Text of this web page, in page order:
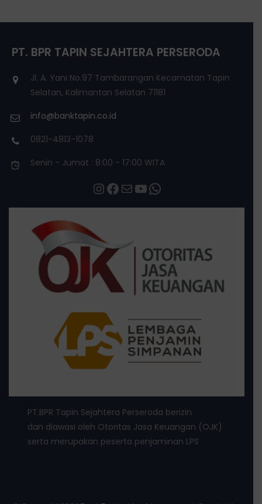
PT. BPR TAPIN SEJAHTERA PERSERODA
Jl. A. Yani No.97 Tambarangan Kecamatan Tapin
Selatan, Kalimantan Selatan 71181
info@banktapin.co.id
0821-4813-1078
Senin - Jumat : 8:00 - 17:00 WITA
InstagramFacebook Mail YouTube WhatsApp
PT.BPR Tapin Sejahtera Perseroda berizin
dan diawasi oleh Otoritas Jasa Keuangan (OJK)
serta merupakan peserta penjaminan LPS